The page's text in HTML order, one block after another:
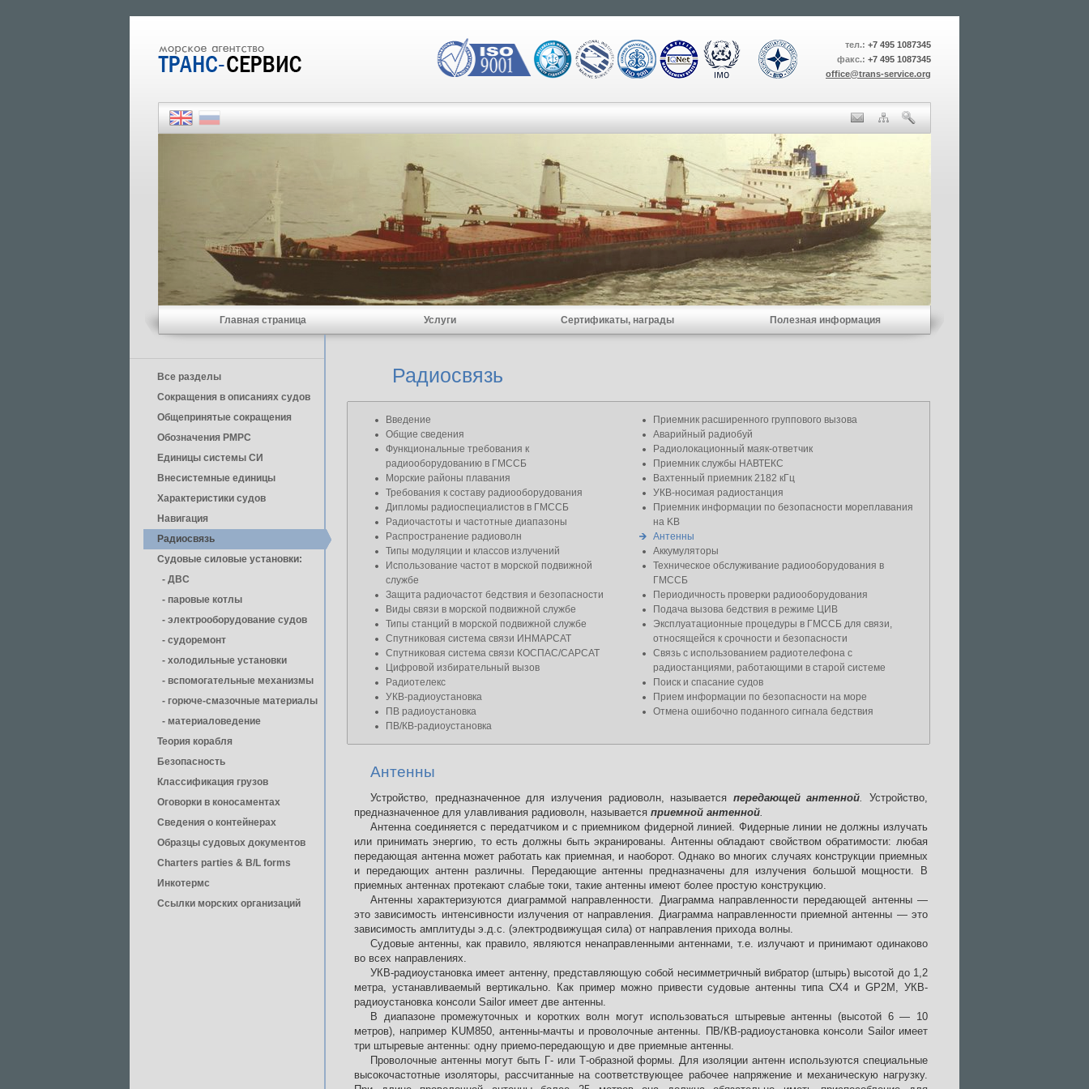
тел.: +7 495 1087345
факс.: +7 495 1087345
office@trans-service.org
Главная страница Услуги Сертификаты, награды Полезная информация
Все разделы
Сокращения в описаниях судов
Общепринятые сокращения
Обозначения РМРС
Единицы cистемы СИ
Внесистемные единицы
Характеристики судов
Навигация
Радиосвязь
Судовые силовые установки:
- ДВС
- паровые котлы
- электрооборудование судов
- cудоремонт
- холодильные установки
- вспомогательные механизмы
- горюче-смазочные материалы
- материаловедение
Теория корабля
Безопасность
Классификация грузов
Оговорки в коносаментах
Сведения о контейнерах
Образцы судовых документов
Charters parties & B/L forms
Инкотермс
Ссылки морских организаций
Радиосвязь
Введение
Общие сведения
Функциональные требования к
радиооборудованию в ГМССБ
Морские районы плавания
Требования к составу радиооборудования
Дипломы радиоспециалистов в ГМССБ
Радиочастоты и частотные диапазоны
Распространение радиоволн
Типы модуляции и классов излучений
Использование частот в морской подвижной
службе
Защита радиочастот бедствия и безопасности
Виды связи в морской подвижной службе
Типы станций в морской подвижной службе
Спутниковая система связи ИНМАРСАТ
Спутниковая система связи КОСПАС/САРСАТ
Цифровой избирательный вызов
Радиотелекс
УКВ-радиоустановка
ПВ радиоустановка
ПВ/КВ-радиоустановка
Приемник расширенного группового вызова
Аварийный радиобуй
Радиолокационный маяк-ответчик
Приемник службы НАВТЕКС
Вахтенный приемник 2182 кГц
УКВ-носимая радиостанция
Приемник информации по безопасности мореплавания
на KB
Антенны
Аккумуляторы
Техническое обслуживание радиооборудования в
ГМССБ
Периодичность проверки радиооборудования
Подача вызова бедствия в режиме ЦИВ
Эксплуатационные процедуры в ГМССБ для связи,
относящейся к срочности и безопасности
Связь с использованием радиотелефона с
радиостанциями, работающими в старой системе
Поиск и спасание судов
Прием информации по безопасности на море
Отмена ошибочно поданного сигнала бедствия
Антенны
Устройство, предназначенное для излучения радиоволн, называется передающей антенной. Устройство,
предназначенное для улавливания радиоволн, называется приемной антенной.
Антенна соединяется с передатчиком и с приемником фидерной линией. Фидерные линии не должны излучать
или принимать энергию, то есть должны быть экранированы. Антенны обладают свойством обратимости: любая
передающая антенна может работать как приемная, и наоборот. Однако во многих случаях конструкции приемных
и передающих антенн различны. Передающие антенны предназначены для излучения большой мощности. В
приемных антеннах протекают слабые токи, такие антенны имеют более простую конструкцию.
Антенны характеризуются диаграммой направленности. Диаграмма направленности передающей антенны —
это зависимость интенсивности излучения от направления. Диаграмма направленности приемной антенны — это
зависимость амплитуды э.д.с. (электродвижущая сила) от направления прихода волны.
Судовые антенны, как правило, являются ненаправленными антеннами, т.е. излучают и принимают одинаково
во всех направлениях.
УКВ-радиоустановка имеет антенну, представляющую собой несимметричный вибратор (штырь) высотой до 1,2
метра, устанавливаемый вертикально. Как пример можно привести судовые антенны типа СХ4 и GP2M, УКВ-
радиоустановка консоли Sailor имеет две антенны.
В диапазоне промежуточных и коротких волн могут использоваться штыревые антенны (высотой 6 — 10
метров), например KUM850, антенны-мачты и проволочные антенны. ПВ/КВ-радиоустановка консоли Sailor имеет
три штыревые антенны: одну приемо-передающую и две приемные антенны.
Проволочные антенны могут быть Г- или Т-образной формы. Для изоляции антенн используются специальные
высокочастотные изоляторы, рассчитанные на соответствующее рабочее напряжение и механическую нагрузку.